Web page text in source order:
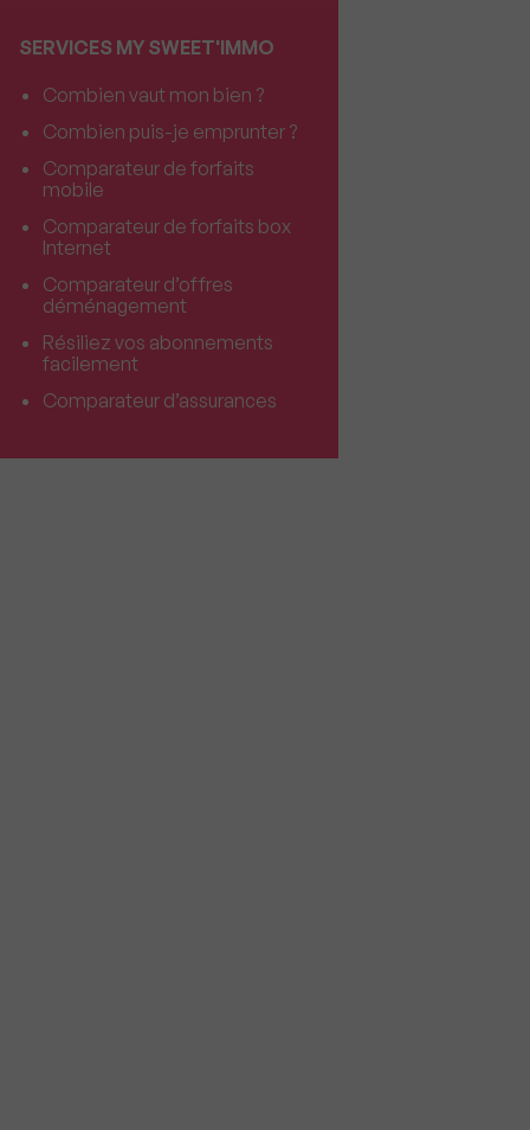
SERVICES MY SWEET'IMMO
Combien vaut mon bien ?
Combien puis-je emprunter ?
Comparateur de forfaits
mobile
Comparateur de forfaits box
Internet
Comparateur d’offres
déménagement
Résiliez vos abonnements
facilement
Comparateur d’assurances